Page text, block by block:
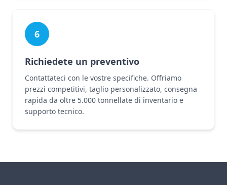
6
Richiedete un preventivo
Contattateci con le vostre specifiche. Offriamo
prezzi competitivi, taglio personalizzato, consegna
rapida da oltre 5.000 tonnellate di inventario e
supporto tecnico.